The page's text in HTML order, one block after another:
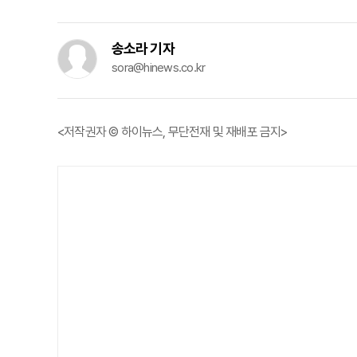
송소라 기자
sora@hinews.co.kr
<저작권자 © 하이뉴스, 무단전재 및 재배포 금지>